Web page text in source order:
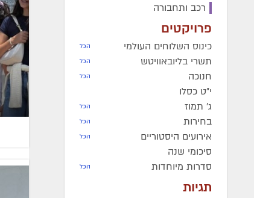
רכב ותחבורה
פרויקטים
כינוס השלוחים העולמי הכל
תשרי בליובאוויטש הכל
חנוכה הכל
י"ט כסלו
ג' תמוז
הכל
בחירות הכל
אירועים היסטוריים הכל
סיכומי שנה
סדרות מיוחדות
הכל
תגיות